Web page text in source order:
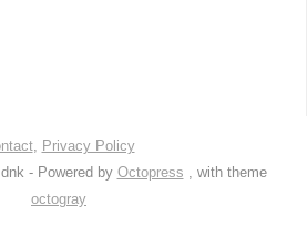
, Privacy Policy
- Powered by Octopress , with theme
octogray